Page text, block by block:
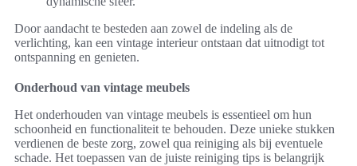
Door aandacht te besteden aan zowel de indeling als de
verlichting, kan een vintage interieur ontstaan dat uitnodigt tot
ontspanning en genieten.
Onderhoud van vintage meubels
Het onderhouden van vintage meubels is essentieel om hun
schoonheid en functionaliteit te behouden. Deze unieke stukken
verdienen de beste zorg, zowel qua reiniging als bij eventuele
schade. Het toepassen van de juiste reiniging tips is belangrijk